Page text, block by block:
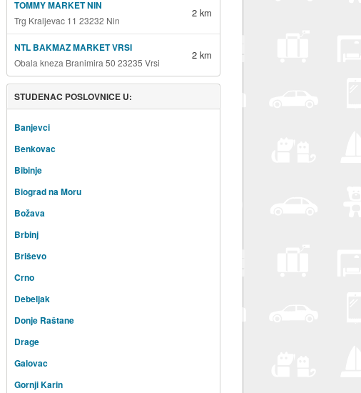
TOMMY MARKET NIN
Trg Kraljevac 11 23232 Nin
2 km
NTL BAKMAZ MARKET VRSI
Obala kneza Branimira 50 23235 Vrsi
2 km
STUDENAC POSLOVNICE U:
Banjevci
Benkovac
Bibinje
Biograd na Moru
Božava
Brbinj
Briševo
Crno
Debeljak
Donje Raštane
Drage
Galovac
Gornji Karin